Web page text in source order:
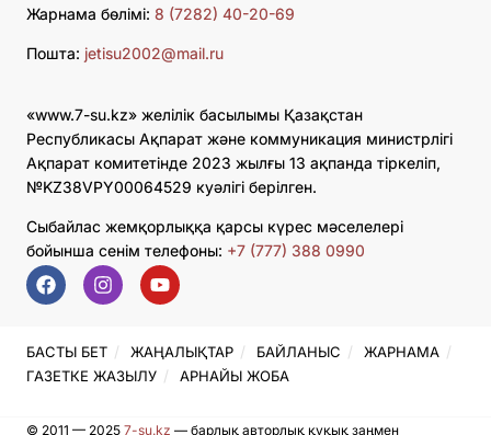
Жарнама бөлімі: 8 (7282) 40-20-69
Пошта: jetisu2002@mail.ru
«www.7-su.kz» желілік басылымы Қазақстан
Республикасы Ақпарат және коммуникация министрлігі
Ақпарат комитетінде 2023 жылғы 13 ақпанда тіркеліп,
№KZ38VPY00064529 куәлігі берілген.
Сыбайлас жемқорлыққа қарсы күрес мәселелері
бойынша сенім телефоны: +7 (777) 388 0990
БАСТЫ БЕТ ЖАҢАЛЫҚТАР БАЙЛАНЫС
ЖАРНАМА
ГАЗЕТКЕ ЖАЗЫЛУ
АРНАЙЫ ЖОБА
© 2011 — 2025 7-su.kz — барлық авторлық құқық заңмен